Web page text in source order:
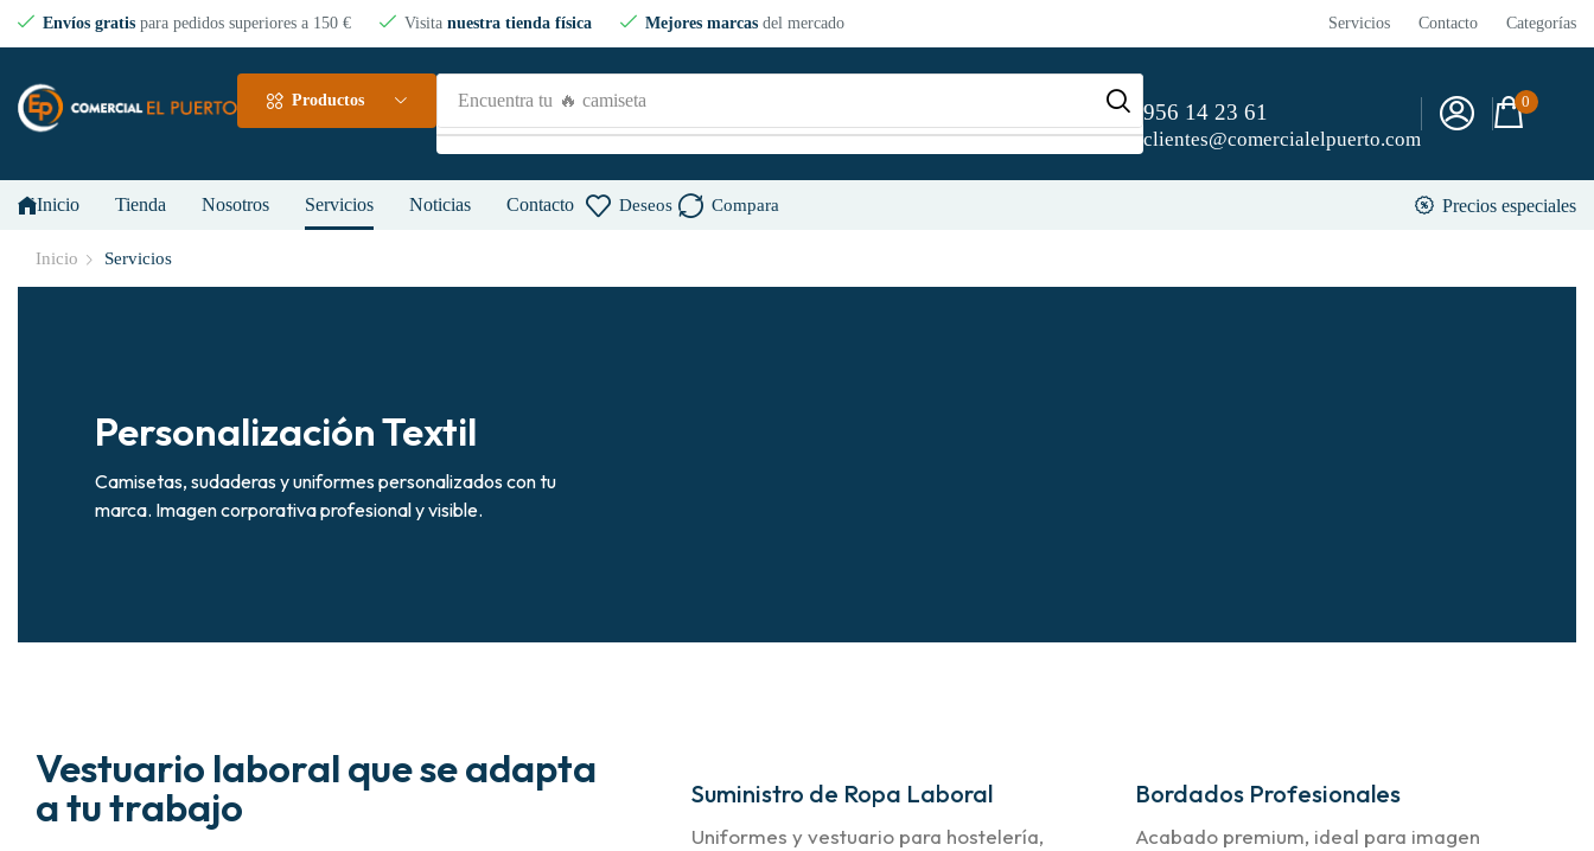
Envíos gratis para pedidos superiores a 150 € Visita nuestra tienda física Mejores marcas del mercado Servicios Contacto Categorías
Productos Encuentra tu 🔥 camiseta 956 14 23 61
clientes@comercialelpuerto.com
0
Inicio Tienda Nosotros Servicios Noticias Contacto Deseos Compara Precios especiales
Inicio Servicios
Personalización Textil
Camisetas, sudaderas y uniformes personalizados con tu
marca. Imagen corporativa profesional y visible.
Vestuario laboral que se adapta
a tu trabajo Suministro de Ropa Laboral
Uniformes y vestuario para hostelería,
Bordados Profesionales
Acabado premium, ideal para imagen